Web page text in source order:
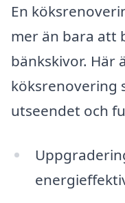
En
mer än bara att
bänkskivor. Här
köksrenovering
utseendet och